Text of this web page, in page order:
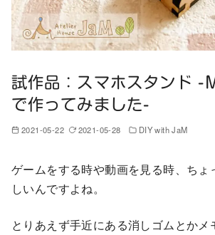
試作品：スマホスタンド -
で作ってみました-
2021-05-22 2021-05-28 DIY with JaM
ゲームをする時や動画を見る時、ちょ
しいんですよね。
とりあえず手近にある消しゴムとかメ